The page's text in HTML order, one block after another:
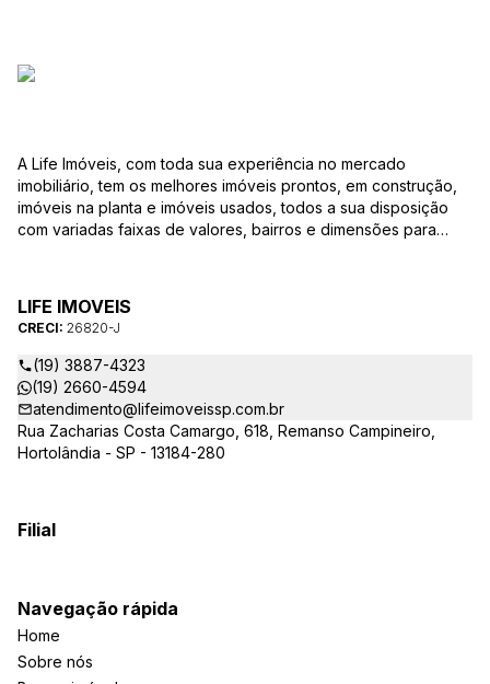
A Life Imóveis, com toda sua experiência no mercado
imobiliário, tem os melhores imóveis prontos, em construção,
imóveis na planta e imóveis usados, todos a sua disposição
com variadas faixas de valores, bairros e dimensões para
as suas dúvidas sobre casas, apartamentos, terrenos, salas
comerciais e outros produtos imobiliários.
LIFE IMOVEIS
CRECI: 26820-J
(19) 3887-4323
(19) 2660-4594
atendimento@lifeimoveissp.com.br
Rua Zacharias Costa Camargo, 618, Remanso Campineiro,
Hortolândia - SP - 13184-280
Filial
Navegação rápida
Home
Sobre nós